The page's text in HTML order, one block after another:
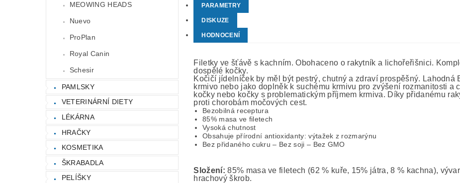
MEOWING HEADS
Nuevo
ProPlan
Royal Canin
Schesir
PAMLSKY
VETERINÁRNÍ DIETY
LÉKÁRNA
HRAČKY
KOSMETIKA
ŠKRABADLA
PELÍŠKY
PARAMETRY
DISKUZE
HODNOCENÍ
Filetky ve šťávě s kachním. Obohaceno o rakytník a lichořeřišnici.
dospělé kočky.
Kočičí jídelníček by měl být pestrý, chutný a zdraví prospěšný.
krmivo nebo jako doplněk k suchému krmivu pro zvýšení rozmanitosti a
kočky nebo kočky s problematickým příjmem krmiva. Díky přidanému
proti chorobám močových cest.
Bezobilná receptura
85% masa ve filetech
Vysoká chutnost
Obsahuje přírodní antioxidanty: výtažek z rozmarýnu
Bez přidaného cukru – Bez soji – Bez GMO
Složení: 85% masa ve filetech (62 % kuře, 15% játra, 8 % kachna),
hrachový škrob.